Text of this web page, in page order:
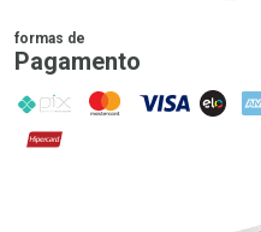
formas de
Pagamento
PIX MasterCard
VISA ELO
Hipercard
Promoção em